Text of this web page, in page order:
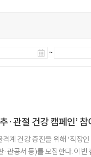
~
·관절 건강 캠페인’ 참
계 건강 증진을 위해 ‘직장
한다. 이번 캠페인은 직장 내 근골격계